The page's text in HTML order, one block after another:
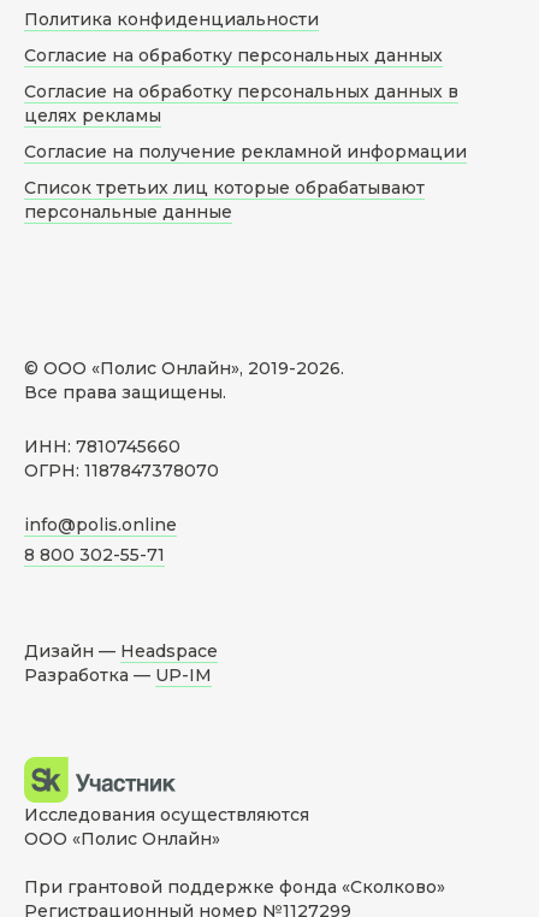
© ООО «Полис Онлайн», 2019-2026.
Все права защищены.
ИНН: 7810745660
ОГРН: 1187847378070
info@polis.online
8 800 302-55-71
Политика конфиденциальности
Согласие на обработку персональных данных
Согласие на обработку персональных данных в
целях рекламы
Согласие на получение рекламной информации
Список третьих лиц которые обрабатывают
персональные данные
Дизайн — Headspace
Разработка — UP-IM
Исследования осуществляются
ООО «Полис Онлайн»
При грантовой поддержке фонда «Сколково»
Регистрационный номер №1127299